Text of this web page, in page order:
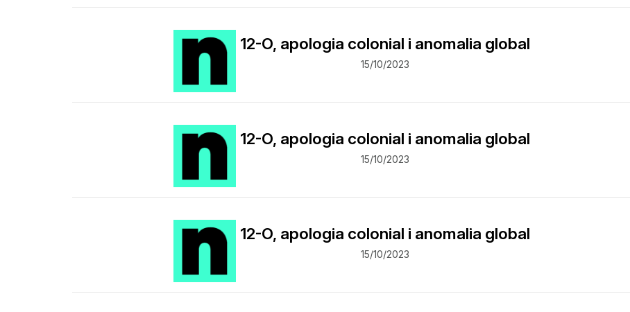
12-O, apologia colonial i anomalia global
15/10/2023
12-O, apologia colonial i anomalia global
15/10/2023
12-O, apologia colonial i anomalia global
15/10/2023